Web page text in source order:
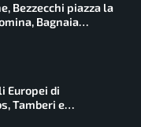
Bezzecchi piazza la
Bagnaia
Europei di
Tamberi e
spedizione